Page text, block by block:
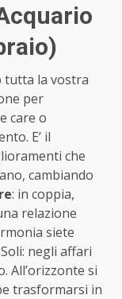
tutta la vostra
per
care o
E’ il
che
cambiando
: in coppia,
relazione
siete
negli affari
All’orizzonte si
trasformarsi in